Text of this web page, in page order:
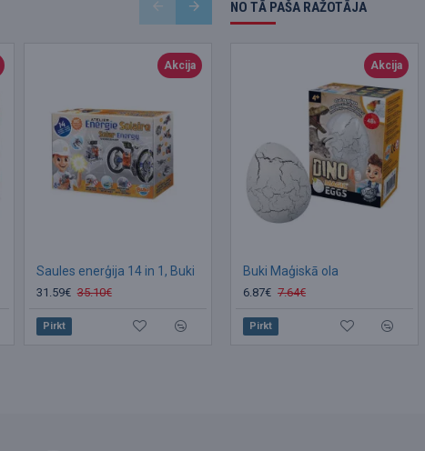
Akcija
Saules enerģija 14 in 1, Buki
31.59€ 35.10€
Pirkt
Akcija
Hidrauliski divi bokseri, Buki
27.00€ 49.95€
Pirkt
NO TĀ PAŠA RAŽOTĀJA
Akcija
Buki Maģiskā ola
6.87€ 7.64€
Pirkt